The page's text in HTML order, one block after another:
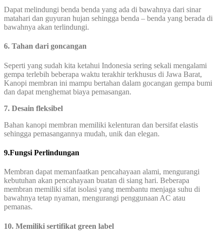
Dapat melindungi benda benda yang ada di bawahnya dari sinar
matahari dan guyuran hujan sehingga benda – benda yang berada di
bawahnya akan terlindungi.
6. Tahan dari goncangan
Seperti yang sudah kita ketahui Indonesia sering sekali mengalami
gempa terlebih beberapa waktu terakhir terkhusus di Jawa Barat,
Kanopi membran ini mampu bertahan dalam gocangan gempa bumi
dan dapat menghemat biaya pemasangan.
7. Desain fleksibel
Bahan kanopi membran memiliki kelenturan dan bersifat elastis
sehingga pemasangannya mudah, unik dan elegan.
9.Fungsi Perlindungan
Membran dapat memanfaatkan pencahayaan alami, mengurangi
kebutuhan akan pencahayaan buatan di siang hari. Beberapa
membran memiliki sifat isolasi yang membantu menjaga suhu di
bawahnya tetap nyaman, mengurangi penggunaan AC atau
pemanas.
10. Memiliki sertifikat green label